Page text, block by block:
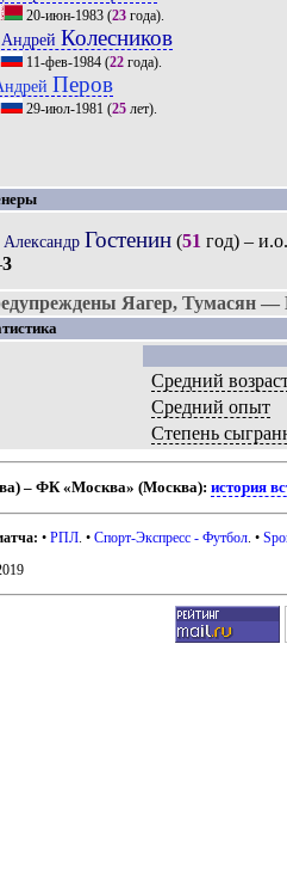
20-июн-1983(23года).
Андрей Колесников
11-фев-1984(22года).
Перов
29-июл-1981 (25лет).
Александр Гостенин(51 год) –
3
Яагер, Тумасян —
Средний
Средний опыт
Степень
– ФК «Москва» (Москва):история
•РПЛ . •Спорт-Экспресс - Футбол . •